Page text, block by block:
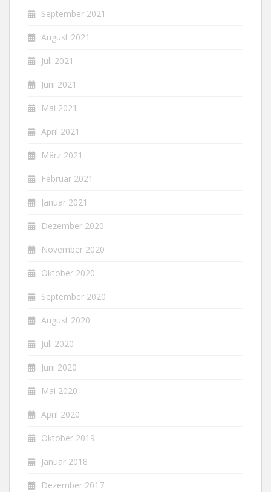
September 2021
August 2021
Juli 2021
Juni 2021
Mai 2021
April 2021
März 2021
Februar 2021
Januar 2021
Dezember 2020
November 2020
Oktober 2020
September 2020
August 2020
Juli 2020
Juni 2020
Mai 2020
April 2020
Oktober 2019
Januar 2018
Dezember 2017